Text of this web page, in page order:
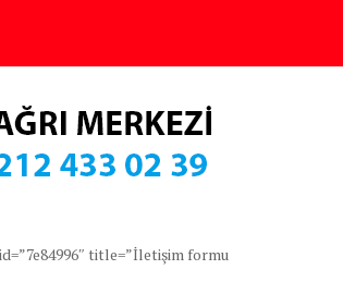
title=”İletişim formu